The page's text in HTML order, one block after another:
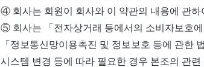
④ 회사는 회원이 회사와 이 약관의 내용에 관
⑤ 회사는 「전자상거래 등에서의 소비자보호
「정보통신망이용촉진 및 정보보호 등에 관한
시스템 변경 등에 따라 필요한 경우 본조의 관